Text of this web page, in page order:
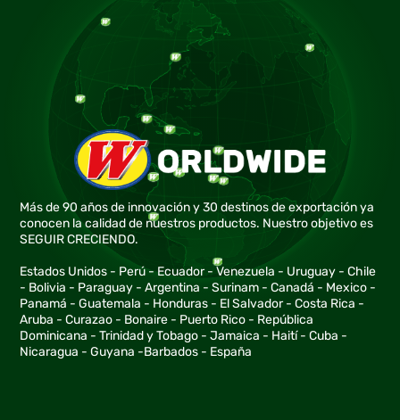
Más de 90 años de innovación y 30 destinos de exportación ya
conocen la calidad de nuestros productos. Nuestro objetivo es
SEGUIR CRECIENDO.
Estados Unidos - Perú - Ecuador - Venezuela - Uruguay - Chile
- Bolivia - Paraguay - Argentina - Surinam - Canadá - Mexico -
Panamá - Guatemala - Honduras - El Salvador - Costa Rica -
Aruba - Curazao - Bonaire - Puerto Rico - República
Dominicana - Trinidad y Tobago - Jamaica - Haití - Cuba -
Nicaragua - Guyana -Barbados - España